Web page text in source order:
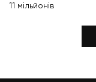
11 мільйонів